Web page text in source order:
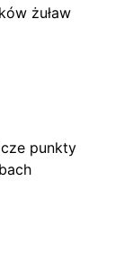
żuław
punkty